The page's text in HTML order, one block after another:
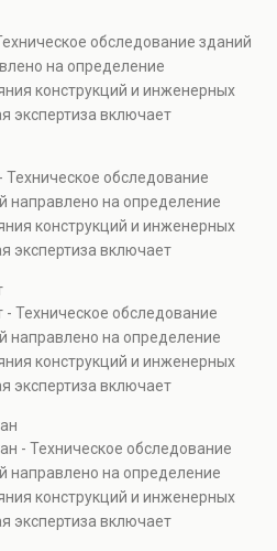
безопасности.
при покупке недвижимости,
и реконструкции объектов, а
и технических
обследование зданий
на определение
конструкций и инженерных
экспертиза включает
безопасности.
при покупке недвижимости,
и реконструкции объектов, а
и технических
Техническое обследование
направлено на определение
конструкций и инженерных
экспертиза включает
безопасности.
при покупке недвижимости,
и реконструкции объектов, а
и технических
Техническое обследование
направлено на определение
конструкций и инженерных
экспертиза включает
безопасности.
при покупке недвижимости,
и реконструкции объектов, а
и технических
- Техническое обследование
направлено на определение
конструкций и инженерных
экспертиза включает